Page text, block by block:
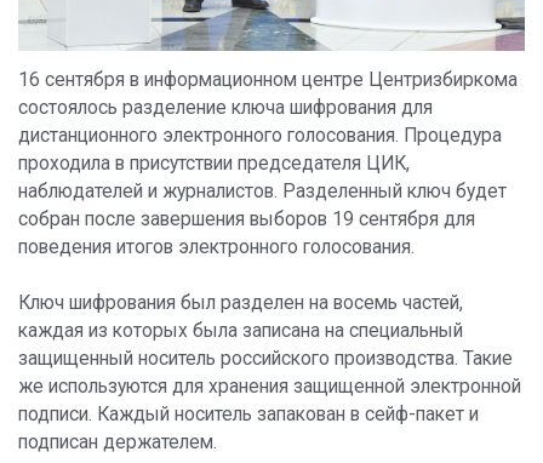
16 сентября в информационном центре Центризбиркома
состоялось разделение ключа шифрования для
дистанционного электронного голосования. Процедура
проходила в присутствии председателя ЦИК,
наблюдателей и журналистов. Разделенный ключ будет
собран после завершения выборов 19 сентября для
поведения итогов электронного голосования.
Ключ шифрования был разделен на восемь частей,
каждая из которых была записана на специальный
защищенный носитель российского производства. Такие
же используются для хранения защищенной электронной
подписи. Каждый носитель запакован в сейф-пакет и
подписан держателем.